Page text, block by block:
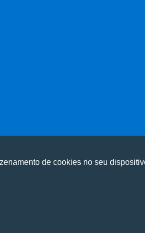
cookies para oferecer melhor
cookies para oferecer melhor
de cookies no seu